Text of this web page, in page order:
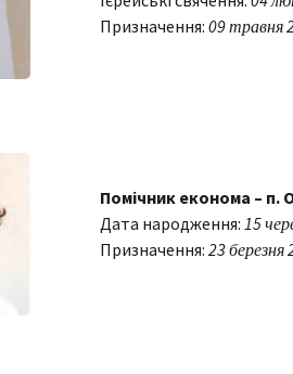
Призначення: 09 травня
Помічник економа – п.
Дата народження: 15
Призначення: 23 березня